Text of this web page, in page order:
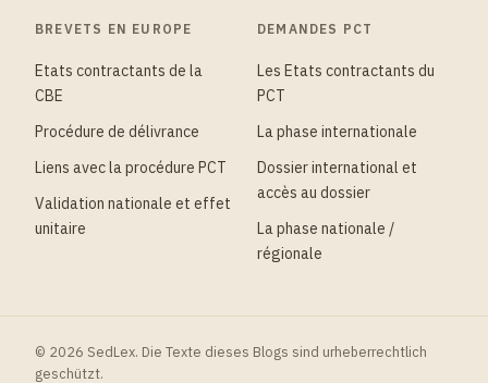
BREVETS EN EUROPE
Etats contractants de la
CBE
Procédure de délivrance
Liens avec la procédure PCT
Validation nationale et effet
unitaire
DEMANDES PCT
Les Etats contractants du
PCT
La phase internationale
Dossier international et
accès au dossier
La phase nationale /
régionale
© 2026 SedLex. Die Texte dieses Blogs sind urheberrechtlich
geschützt.